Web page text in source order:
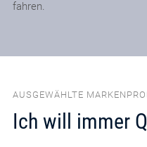
fahren.
AUSGEWÄHLTE
Ich will immer